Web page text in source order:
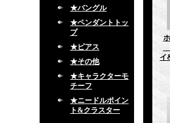
★バングル
★ペンダントトッ
プ
★ピアス
★その他
★キャラクターモ
チーフ
★ニードルポイン
ト&クラスター
イ